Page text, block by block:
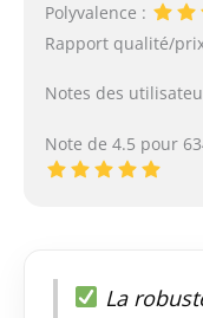
Polyvalence :
Rapport qualité/
Notes des
Note de 4.5 pour
La